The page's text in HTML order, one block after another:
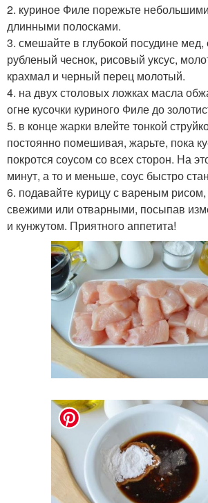
2. куриное Филе порежьте
длинными полосками.
3. смешайте в глубокой посудине мед,
рубленый чеснок, рисовый уксус,
крахмал и черный перец молотый.
4. на двух столовых ложках масла
огне кусочки куриного Филе до
5. в конце жарки влейте тонкой
постоянно помешивая, жарьте, пока
покротся соусом со всех сторон. На
минут, а то и меньше, соус быстро
6. подавайте курицу с вареным
свежими или отварными, посыпав
и кунжутом. Приятного аппетита!